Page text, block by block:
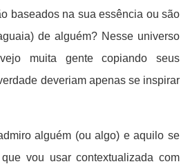
baseados na sua essência ou são
de alguém? Nesse universo
muita gente copiando seus
deveriam apenas se inspirar
alguém (ou algo) e aquilo se
vou usar contextualizada com